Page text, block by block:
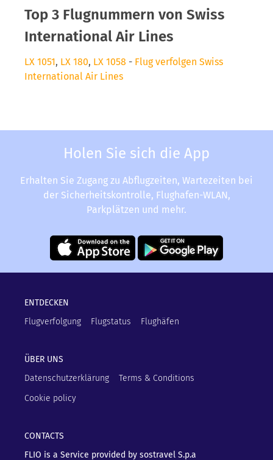
Top 3 Flugnummern von Swiss
International Air Lines
LX 1051, LX 180, LX 1058 - Flug verfolgen Swiss
International Air Lines
Holen Sie sich die App
Erhalten Sie Zugang zu Abflugzeiten, Wartezeiten bei
der Sicherheitskontrolle, Flughafen-WLAN,
Parkplätzen und mehr.
ENTDECKEN
Flugverfolgung
Flugstatus Flughäfen
ÜBER UNS
Datenschutzerklärung
Terms & Conditions
Cookie policy
CONTACTS
FLIO is a Service provided by sostravel S.p.a